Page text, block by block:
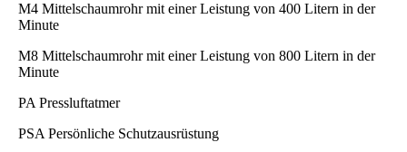
M4 Mittelschaumrohr mit einer Leistung von 400 Litern in der
Minute
M8 Mittelschaumrohr mit einer Leistung von 800 Litern in der
Minute
PA Pressluftatmer
PSA Persönliche Schutzausrüstung